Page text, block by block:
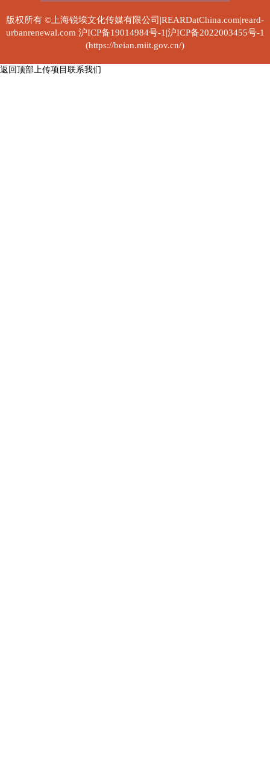
版权所有 ©上海锐埃文化传媒有限公司|REARDatChina.com|reard-
urbanrenewal.com 沪ICP备19014984号-1|沪ICP备2022003455号-1
(https://beian.miit.gov.cn/)
返回顶部上传项目 联系我们